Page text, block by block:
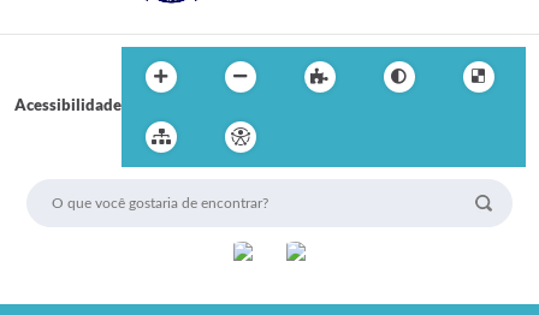
Acessibilidade